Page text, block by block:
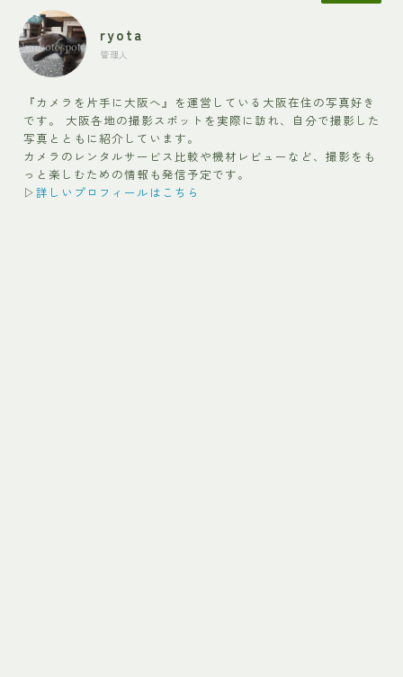
ryota
管理人
『カメラを片手に大阪へ』を運営している大阪在住の写真好き
です。 大阪各地の撮影スポットを実際に訪れ、自分で撮影した
写真とともに紹介しています。
カメラのレンタルサービス比較や機材レビューなど、撮影をも
っと楽しむための情報も発信予定です。
▷詳しいプロフィールはこちら